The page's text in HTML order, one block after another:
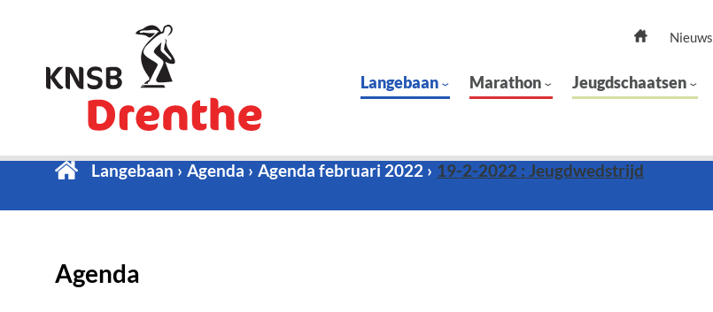
Nieuws
Langebaan Marathon Jeugdschaatsen
Langebaan Agenda Agenda februari 2022 19-2-2022 : Jeugdwedstrijd
Agenda